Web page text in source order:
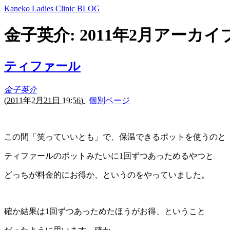
Kaneko Ladies Clinic BLOG
金子英介: 2011年2月アーカイ
ティファール
金子英介
(2011年2月21日 19:56) | 個別ページ
この間「笑っていいとも」で、保温できるポットを使うのと
ティファールのポットみたいに1回ずつあっためるやつと
どっちが料金的にお得か、というのをやっていました。
確か結果は1回ずつあっためたほうがお得、ということ